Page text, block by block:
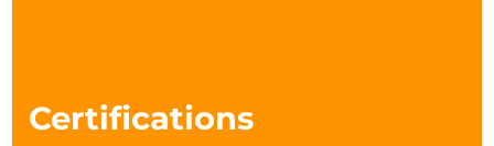
Certifications